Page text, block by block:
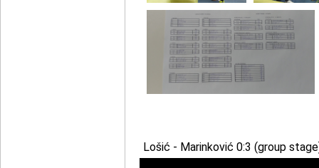
Lošić - Marinković 0:3 (group